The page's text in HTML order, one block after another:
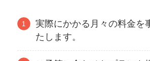
実際にかかる月々の料金を
たします。